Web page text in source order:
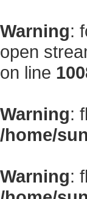
Warning:
open
on line
Warning:
/home/
Warning: